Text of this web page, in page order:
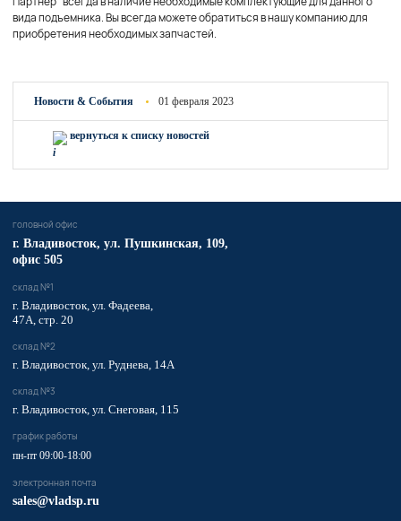
вида подъемника. Вы всегда можете обратиться в нашу компанию для
приобретения необходимых запчастей.
Новости & Cобытия 01 февраля 2023
вернуться к списку новостей
головной офис
​г. Владивосток, ул. Пушкинская, 109,
офис 505
график работы
пн-пт 09:00-18:00
электронная почта
sales@vladsp.ru
склад №1
г. Владивосток, ул. Фадеева,
47А, стр. 20
склад №2
г. Владивосток, ул. Руднева, 14А
склад №3
г. Владивосток, ул. Снеговая, 115